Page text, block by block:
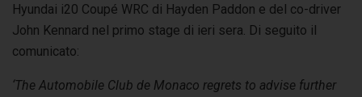
Hyundai i20 Coupé WRC di Hayden Paddon e del co-driver
John Kennard nel primo stage di ieri sera. Di seguito il
comunicato:
‘The Automobile Club de Monaco regrets to advise further